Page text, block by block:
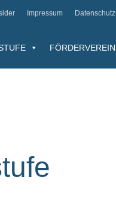
Impressum Datenschutz
FÖRDERVEREIN